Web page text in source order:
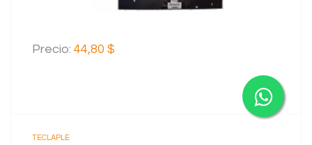
Precio: 44,80 $
TECLAPLE